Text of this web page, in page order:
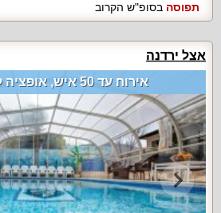
תפוסה בסופ"ש הקרוב
אצל ירדנה
אירוח עד 50 איש, אופציה לחצי פנסיון